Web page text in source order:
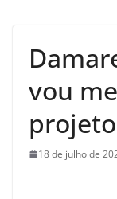
vou
18 de julho de